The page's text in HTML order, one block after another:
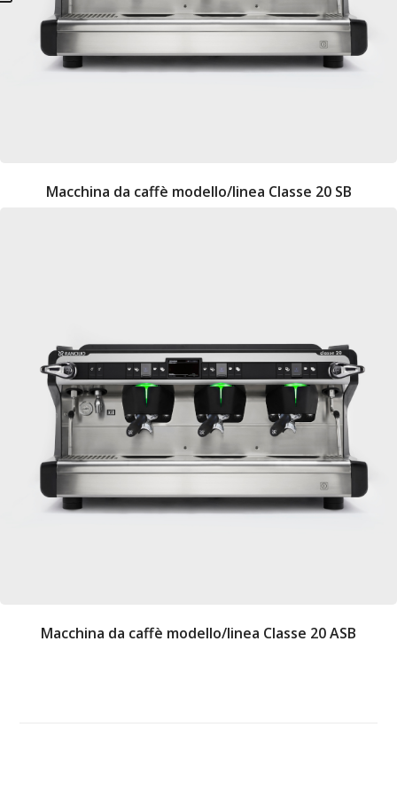
Macchina da caffè modello/linea Classe 20 SB
Macchina da caffè modello/linea Classe 20 ASB